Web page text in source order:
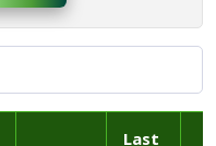
Last